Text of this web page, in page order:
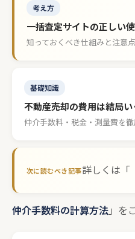
考え方
一括査定サイトの正しい
知っておくべき仕組みと注意点
基礎知識
不動産売却の費用は結局い
仲介手数料・税金・測量費を
詳しくは「
仲介手数料の計算方法」を